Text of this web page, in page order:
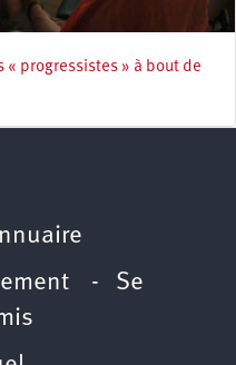
« progressistes » à bout de
- Se